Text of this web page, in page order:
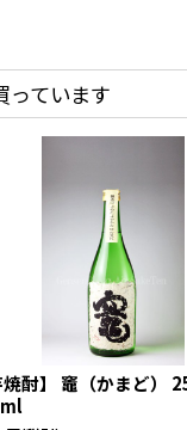
っています
焼酎】 竈（かまど）